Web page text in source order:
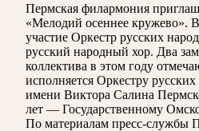
Пермская филармония
«Мелодий осеннее кружево».
участие Оркестр русских
русский народный хор. Два
коллектива в этом году
исполняется Оркестру
имени Виктора Салина
лет — Государственному
По материалам пресс-службы